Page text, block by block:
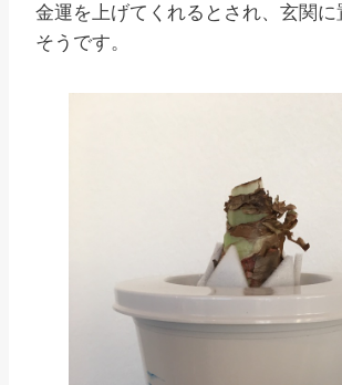
金運を上げてくれるとされ、玄関に
そうです。